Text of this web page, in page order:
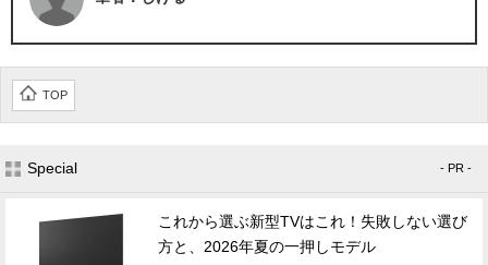
TOP
Special - PR -
これから選ぶ新型TVはこれ！失敗しない選び
方と、2026年夏の一押しモデル